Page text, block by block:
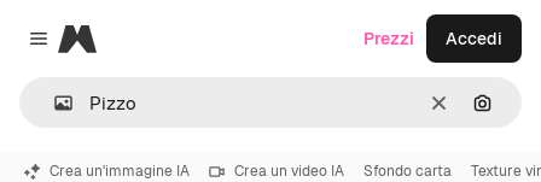
Close menu
Magnific
CancellaCerca
Prezzi Accedi
Crea un'immagine IA Crea un video IA Sfondo carta Texture